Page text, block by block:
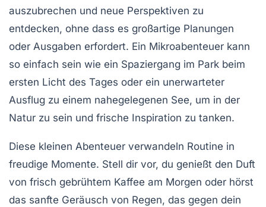
auszubrechen und neue Perspektiven zu
entdecken, ohne dass es großartige Planungen
oder Ausgaben erfordert. Ein Mikroabenteuer kann
so einfach sein wie ein Spaziergang im Park beim
ersten Licht des Tages oder ein unerwarteter
Ausflug zu einem nahegelegenen See, um in der
Natur zu sein und frische Inspiration zu tanken.
Diese kleinen Abenteuer verwandeln Routine in
freudige Momente. Stell dir vor, du genießt den Duft
von frisch gebrühtem Kaffee am Morgen oder hörst
das sanfte Geräusch von Regen, das gegen dein